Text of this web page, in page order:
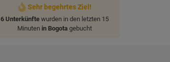
Sehr begehrtes Ziel!
6 Unterkünfte wurden in den letzten 15
Minuten in Bogota gebucht